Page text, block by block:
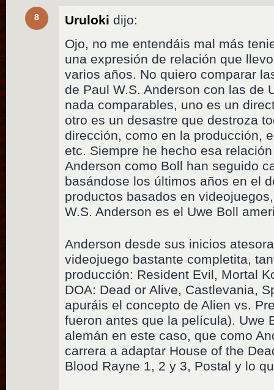
8 Uruloki dijo:
Ojo, no me entendáis mal más
una expresión de relación que
varios años. No quiero comparar
de Paul W.S. Anderson con las de
nada comparables, uno es un
otro es un desastre que destroza
dirección, como en la producción,
etc. Siempre he hecho esa
Anderson como Boll han seguido
basándose los últimos años en el
productos basados en
W.S. Anderson es el Uwe Boll
Anderson desde sus inicios
videojuego bastante completita,
producción: Resident Evil, Mortal
DOA: Dead or Alive, Castlevania,
apuráis el concepto de Alien vs.
fueron antes que la película). Uwe
alemán en este caso, que como
carrera a adaptar House of the
Blood Rayne 1, 2 y 3, Postal y lo